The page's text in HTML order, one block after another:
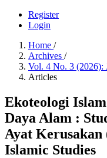
Register
Login
Home /
Archives /
Vol. 4 No. 3 (2026):
Articles
Ekoteologi
Daya Alam :
Ayat Kerusakan
Islamic Studies